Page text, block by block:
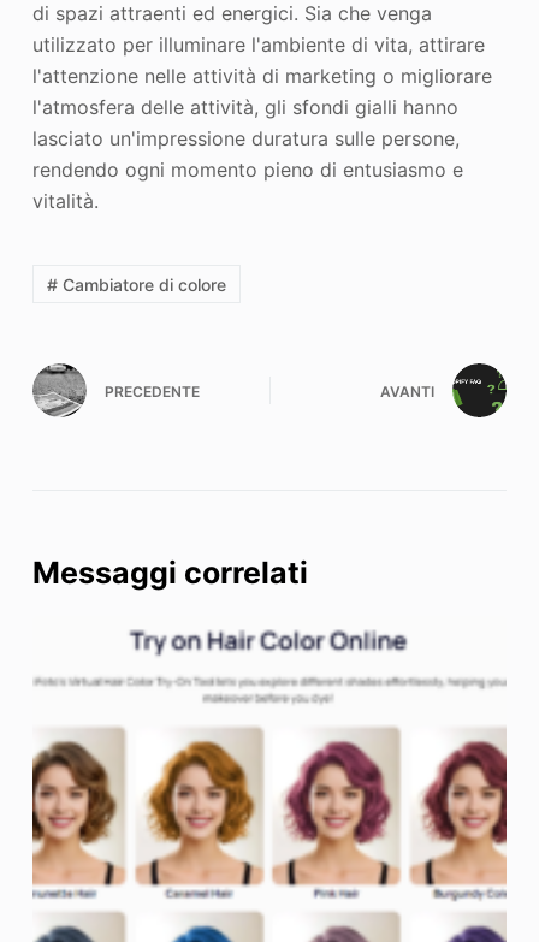
di spazi attraenti ed energici. Sia che venga
utilizzato per illuminare l'ambiente di vita, attirare
l'attenzione nelle attività di marketing o migliorare
l'atmosfera delle attività, gli sfondi gialli hanno
lasciato un'impressione duratura sulle persone,
rendendo ogni momento pieno di entusiasmo e
vitalità.
# Cambiatore di colore
PRECEDENTE AVANTI
Messaggi correlati